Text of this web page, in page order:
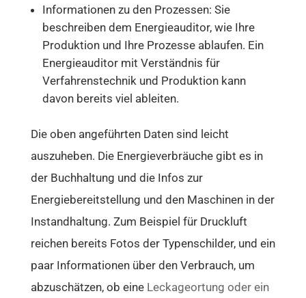
Informationen zu den Prozessen: Sie
beschreiben dem Energieauditor, wie Ihre
Produktion und Ihre Prozesse ablaufen. Ein
Energieauditor mit Verständnis für
Verfahrenstechnik und Produktion kann
davon bereits viel ableiten.
Die oben angeführten Daten sind leicht
auszuheben. Die Energieverbräuche gibt es in
der Buchhaltung und die Infos zur
Energiebereitstellung und den Maschinen in der
Instandhaltung. Zum Beispiel für Druckluft
reichen bereits Fotos der Typenschilder, und ein
paar Informationen über den Verbrauch, um
abzuschätzen, ob eine Leckageortung oder ein